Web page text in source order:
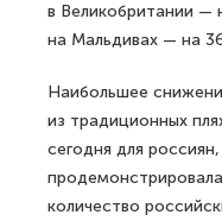
в Великобритании —
на Мальдивах — на
Наибольшее
из традиционных
сегодня для
количество